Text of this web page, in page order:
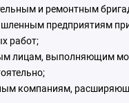
и ремонтным
предприятиям
работ;
лицам, выполняющим
компаниям,